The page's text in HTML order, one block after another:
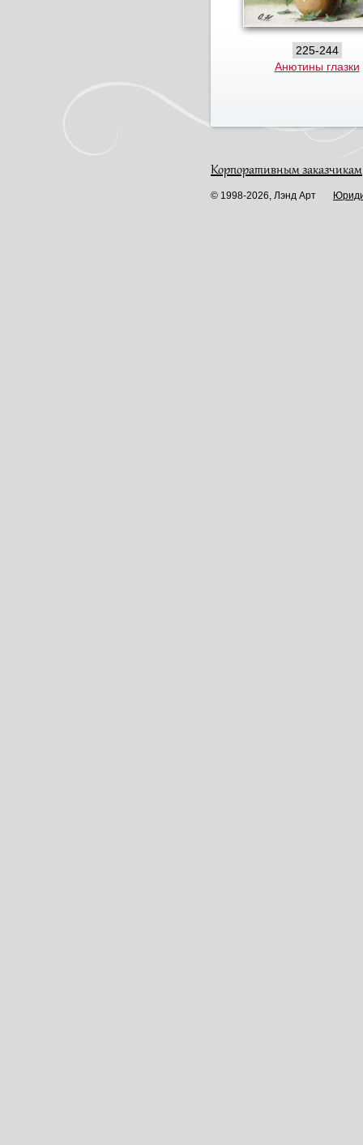
225-244
Анютины глазки
Корпоративным заказчикам
© 1998-2026, Лэнд Арт